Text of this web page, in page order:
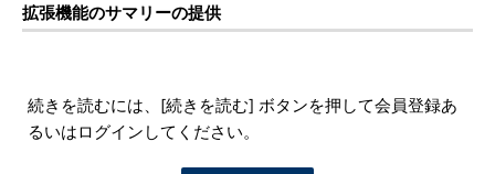
拡張機能のサマリーの提供
続きを読むには、[続きを読む] ボタンを押して会員登録あ
るいはログインしてください。